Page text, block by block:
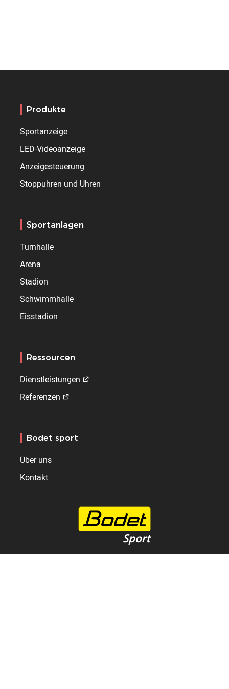
Produkte
Sportanzeige
LED-Videoanzeige
Anzeigesteuerung
Stoppuhren und Uhren
Sportanlagen
Turnhalle
Arena
Stadion
Schwimmhalle
Eisstadion
Ressourcen
Dienstleistungen
Referenzen
Bodet sport
Über uns
Kontakt